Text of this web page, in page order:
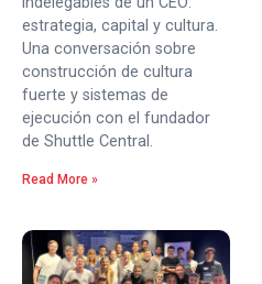
estrategia, capital y cultura.
Una conversación sobre
construcción de cultura
fuerte y sistemas de
ejecución con el fundador
de Shuttle Central.
Read More »